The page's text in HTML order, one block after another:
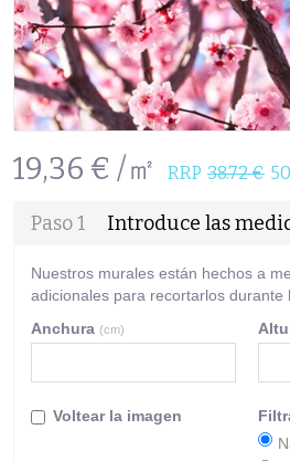
19,36 € /㎡ RRP 38.72 €
Paso 1 Introduce las
Nuestros murales están hechos a
adicionales para recortarlos durante
Anchura (cm)
Voltear la imagen